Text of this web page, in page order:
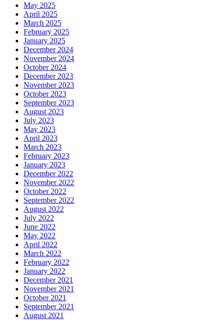
May 2025
April 2025
March 2025
February 2025
January 2025
December 2024
November 2024
October 2024
December 2023
November 2023
October 2023
September 2023
August 2023
July 2023
May 2023
April 2023
March 2023
February 2023
January 2023
December 2022
November 2022
October 2022
September 2022
August 2022
July 2022
June 2022
May 2022
April 2022
March 2022
February 2022
January 2022
December 2021
November 2021
October 2021
September 2021
August 2021